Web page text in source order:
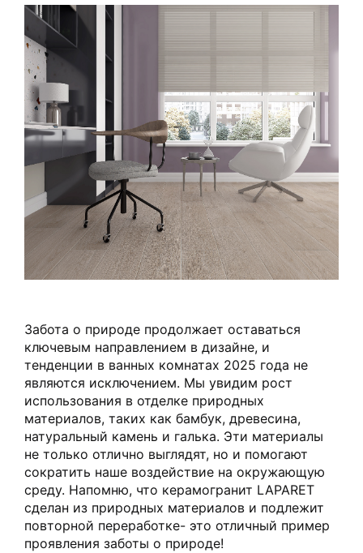
Забота о природе продолжает оставаться
ключевым направлением в дизайне, и
тенденции в ванных комнатах 2025 года не
являются исключением. Мы увидим рост
использования в отделке природных
материалов, таких как бамбук, древесина,
натуральный камень и галька. Эти материалы
не только отлично выглядят, но и помогают
сократить наше воздействие на окружающую
среду. Напомню, что керамогранит LAPARET
сделан из природных материалов и подлежит
повторной переработке- это отличный пример
проявления заботы о природе!